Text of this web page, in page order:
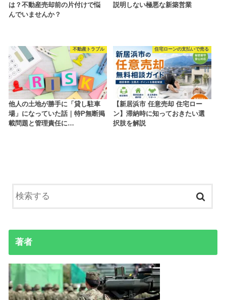
は？不動産売却前の片付けで悩
んでいませんか？
説明しない極悪な新築営業
不動産トラブル
他人の土地が勝手に「貸し駐車
場」になっていた話｜特P無断掲
載問題と管理責任に…
住宅ローンの支払いで売る
【新居浜市 任意売却 住宅ロー
ン】滞納時に知っておきたい選
択肢を解説
著者